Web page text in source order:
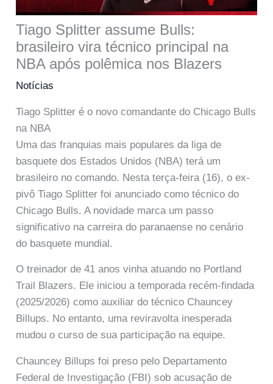
Tiago Splitter assume Bulls:
brasileiro vira técnico principal na
NBA após polêmica nos Blazers
Notícias
Tiago Splitter é o novo comandante do Chicago Bulls
na NBA
Uma das franquias mais populares da liga de
basquete dos Estados Unidos (NBA) terá um
brasileiro no comando. Nesta terça-feira (16), o ex-
pivô Tiago Splitter foi anunciado como técnico do
Chicago Bulls. A novidade marca um passo
significativo na carreira do paranaense no cenário
do basquete mundial.
O treinador de 41 anos vinha atuando no Portland
Trail Blazers. Ele iniciou a temporada recém-findada
(2025/2026) como auxiliar do técnico Chauncey
Billups. No entanto, uma reviravolta inesperada
mudou o curso de sua participação na equipe.
Chauncey Billups foi preso pelo Departamento
Federal de Investigação (FBI) sob acusação de